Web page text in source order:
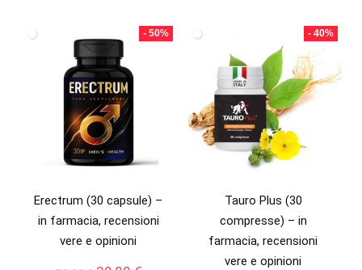
- 50%
Erectrum (30 capsule) –
in farmacia, recensioni
vere e opinioni
- 40%
Tauro Plus (30
compresse) – in
farmacia, recensioni
vere e opinioni